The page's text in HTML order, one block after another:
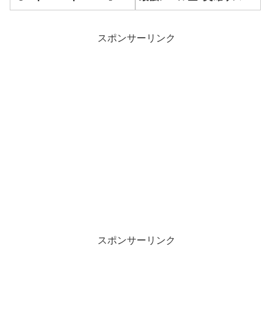
【empires & puzzles】
スポンサーリンク
スポンサーリンク